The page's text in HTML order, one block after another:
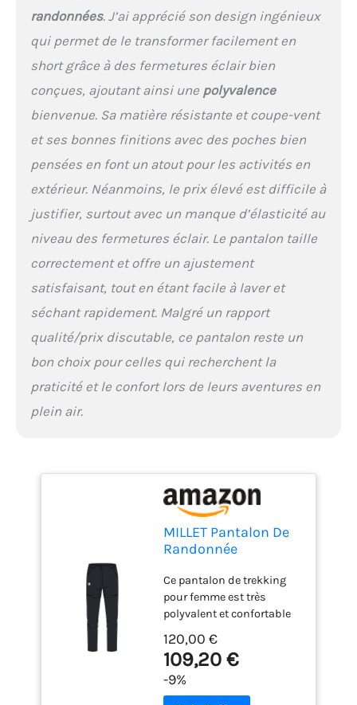
randonnées. J’ai apprécié son design ingénieux
qui permet de le transformer facilement en
short grâce à des fermetures éclair bien
conçues, ajoutant ainsi une polyvalence
bienvenue. Sa matière résistante et coupe-vent
et ses bonnes finitions avec des poches bien
pensées en font un atout pour les activités en
extérieur. Néanmoins, le prix élevé est difficile à
justifier, surtout avec un manque d’élasticité au
niveau des fermetures éclair. Le pantalon taille
correctement et offre un ajustement
satisfaisant, tout en étant facile à laver et
séchant rapidement. Malgré un rapport
qualité/prix discutable, ce pantalon reste un
bon choix pour celles qui recherchent la
praticité et le confort lors de leurs aventures en
plein air.
MILLET Pantalon De
Randonnée
Femme
Ce pantalon de trekking
pour femme est très
polyvalent et confortable
vous accompagne dans
toutes vos sorties et
activités en montagne Son
tissu stretch et résistant
120,00 €
109,20 €
-9%